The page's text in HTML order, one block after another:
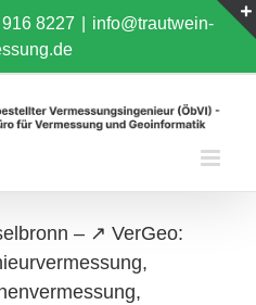
8227
info@trautwein-
– ↗️ VerGeo: